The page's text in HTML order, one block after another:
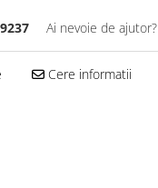
Ai nevoie de ajutor?
Cere informatii